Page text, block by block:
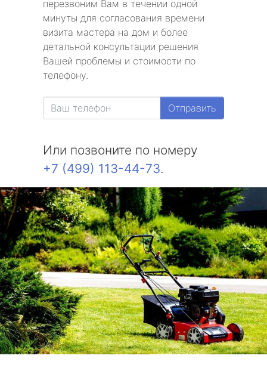
перезвоним Вам в течении одной
минуты для согласования времени
визита мастера на дом и более
детальной консультации решения
Вашей проблемы и стоимости по
телефону.
Отправить
Или позвоните по номеру
+7 (499) 113-44-73.